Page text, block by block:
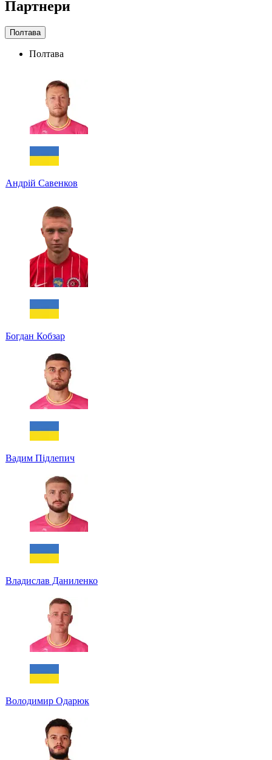
Партнери
Полтава
Полтава
Андрій Савенков
Богдан Кобзар
Вадим Підлепич
Владислав Даниленко
Володимир Одарюк